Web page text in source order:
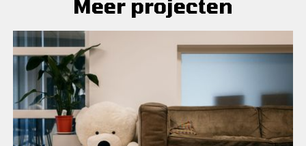
Meer projecten